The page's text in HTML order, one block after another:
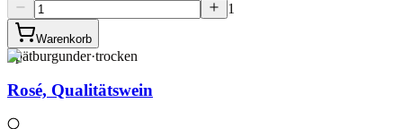
1
Warenkorb
Spätburgunder·trocken
Rosé, Qualitätswein